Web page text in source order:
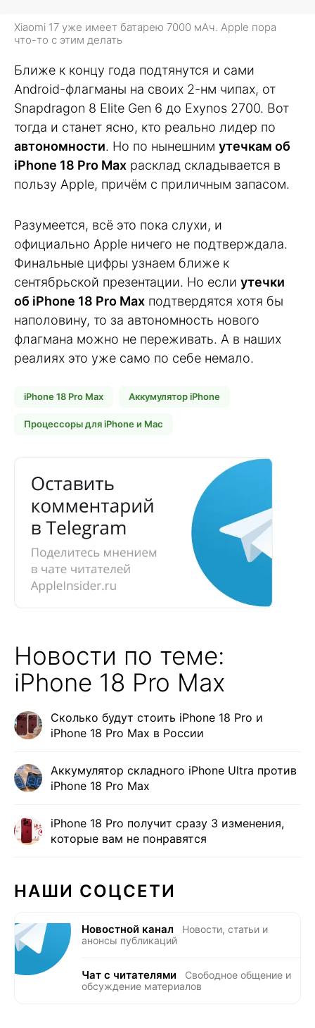
Xiaomi 17 уже имеет батарею 7000 мАч. Apple пора
что-то с этим делать
Ближе к концу года подтянутся и сами
Android-флагманы на своих 2-нм чипах, от
Snapdragon 8 Elite Gen 6 до Exynos 2700. Вот
тогда и станет ясно, кто реально лидер по
автономности. Но по нынешним утечкам об
iPhone 18 Pro Max расклад складывается в
пользу Apple, причём с приличным запасом.
Разумеется, всё это пока слухи, и
официально Apple ничего не подтверждала.
Финальные цифры узнаем ближе к
сентябрьской презентации. Но если утечки
об iPhone 18 Pro Max подтвердятся хотя бы
наполовину, то за автономность нового
флагмана можно не переживать. А в наших
реалиях это уже само по себе немало.
iPhone 18 Pro Max Аккумулятор iPhone
Процессоры для iPhone и Mac
Новости по теме:
iPhone 18 Pro Max
Сколько будут стоить iPhone 18 Pro и
iPhone 18 Pro Max в России
Аккумулятор складного iPhone Ultra против
iPhone 18 Pro Max
iPhone 18 Pro получит сразу 3 изменения,
которые вам не понравятся
НАШИ СОЦСЕТИ
Новостной канал
Новости, статьи и
анонсы публикаций
Чат с читателями
Свободное общение и
обсуждение материалов